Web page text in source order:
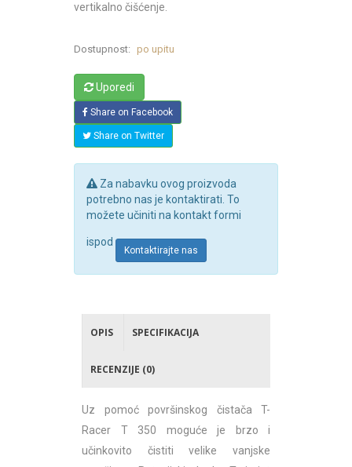
vertikalno čišćenje.
Dostupnost: po upitu
Uporedi
Share on Facebook
Share on Twitter
Za nabavku ovog proizvoda
potrebno nas je kontaktirati. To
možete učiniti na kontakt formi
ispod
Kontaktirajte nas
OPIS SPECIFIKACIJA
RECENZIJE (0)
Uz pomoć površinskog čistača T-
Racer T 350 moguće je brzo i
učinkovito čistiti velike vanjske